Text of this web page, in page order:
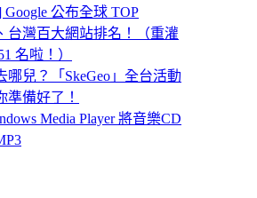
Google 公布全球 TOP
台灣百大網站排名！（重灌
名啦！）
哪兒？「SkeGeo」全台活動
準備好了！
Media Player 將音樂CD